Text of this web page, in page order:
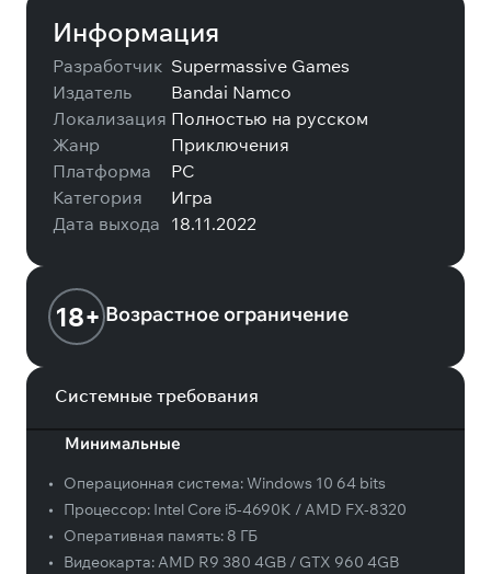
Информация
Разработчик Supermassive Games
Издатель
Bandai Namco
Локализация Полностью на русском
Жанр
Приключения
Платформа
PC
Категория
Игра
Дата выхода 18.11.2022
18+ Возрастное ограничение
Системные требования
Минимальные
• Операционная система:Windows 10 64 bits
•
Процессор: Intel Core i5-4690K / AMD FX-8320
•
Оперативная память: 8 ГБ
•
Видеокарта:AMD R9 380 4GB / GTX 960 4GB